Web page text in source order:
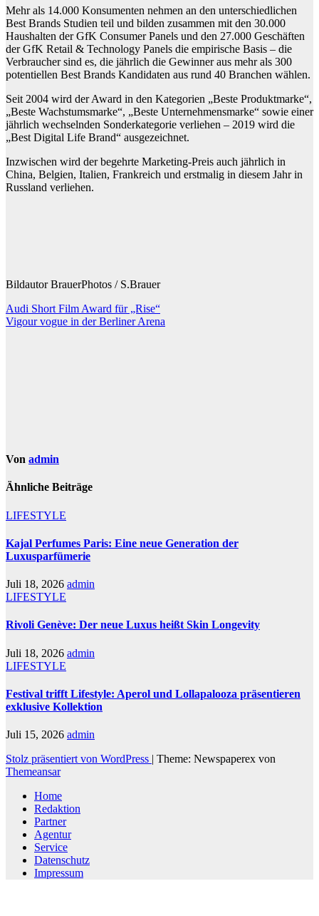
Mehr als 14.000 Konsumenten nehmen an den unterschiedlichen
Best Brands Studien teil und bilden zusammen mit den 30.000
Haushalten der GfK Consumer Panels und den 27.000 Geschäften
der GfK Retail & Technology Panels die empirische Basis – die
Verbraucher sind es, die jährlich die Gewinner aus mehr als 300
potentiellen Best Brands Kandidaten aus rund 40 Branchen wählen.
Seit 2004 wird der Award in den Kategorien „Beste Produktmarke“,
„Beste Wachstumsmarke“, „Beste Unternehmensmarke“ sowie einer
jährlich wechselnden Sonderkategorie verliehen – 2019 wird die
„Best Digital Life Brand“ ausgezeichnet.
Inzwischen wird der begehrte Marketing-Preis auch jährlich in
China, Belgien, Italien, Frankreich und erstmalig in diesem Jahr in
Russland verliehen.
Bildautor BrauerPhotos / S.Brauer
Beitragsnavigation
Audi Short Film Award für „Rise“
Vigour vogue in der Berliner Arena
Von admin
Ähnliche Beiträge
LIFESTYLE
Kajal Perfumes Paris: Eine neue Generation der
Luxusparfümerie
Juli 18, 2026 admin
LIFESTYLE
Rivoli Genève: Der neue Luxus heißt Skin Longevity
Juli 18, 2026 admin
LIFESTYLE
Festival trifft Lifestyle: Aperol und Lollapalooza präsentieren
exklusive Kollektion
Juli 15, 2026 admin
Stolz präsentiert von WordPress | Theme: Newspaperex von
Themeansar
Home
Redaktion
Partner
Agentur
Service
Datenschutz
Impressum